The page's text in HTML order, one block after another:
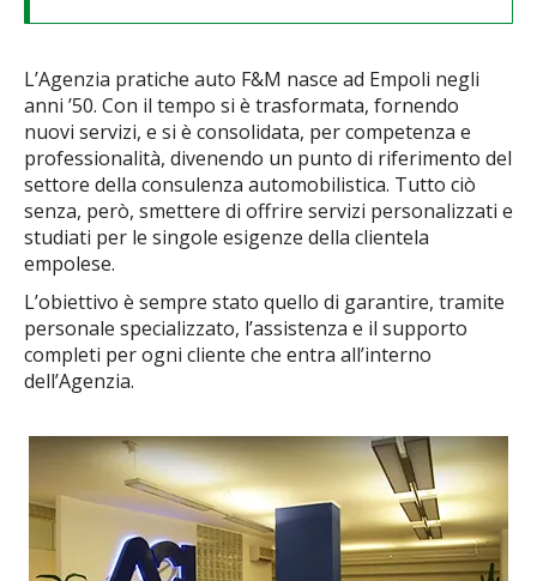
L’Agenzia pratiche auto F&M nasce ad Empoli negli
anni ’50. Con il tempo si è trasformata, fornendo
nuovi servizi, e si è consolidata, per competenza e
professionalità, divenendo un punto di riferimento del
settore della consulenza automobilistica. Tutto ciò
senza, però, smettere di offrire servizi personalizzati e
studiati per le singole esigenze della clientela
empolese.
L’obiettivo è sempre stato quello di garantire, tramite
personale specializzato, l’assistenza e il supporto
completi per ogni cliente che entra all’interno
dell’Agenzia.